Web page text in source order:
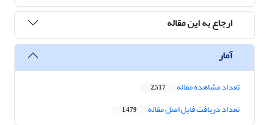
ارجاع به این مقاله
آمار
تعداد مشاهده مقاله 2,517
تعداد دریافت فایل اصل مقاله 1,479